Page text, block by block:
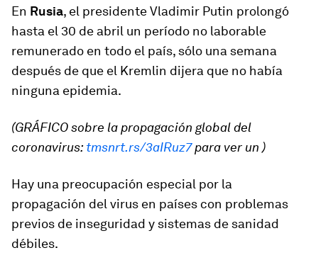
En Rusia, el presidente Vladimir Putin prolongó
hasta el 30 de abril un período no laborable
remunerado en todo el país, sólo una semana
después de que el Kremlin dijera que no había
ninguna epidemia.
(GRÁFICO sobre la propagación global del
coronavirus:tmsnrt.rs/3aIRuz7para ver un )
Hay una preocupación especial por la
propagación del virus en países con problemas
previos de inseguridad y sistemas de sanidad
débiles.